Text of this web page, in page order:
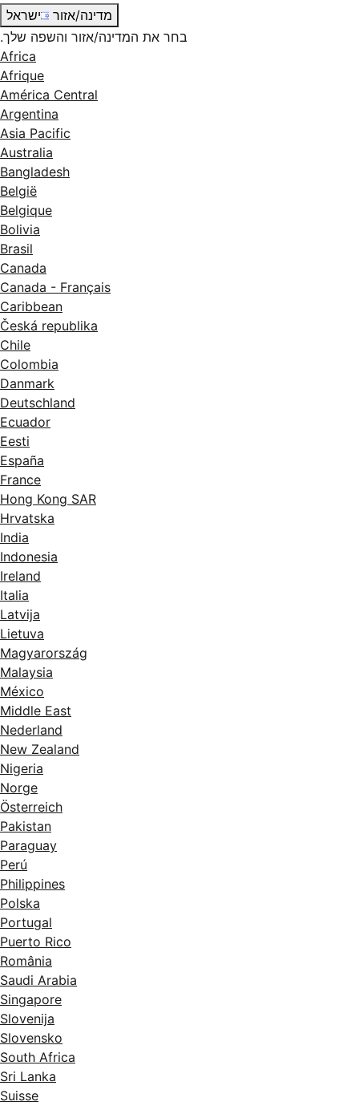
מדינה/אזור
ישראל
בחר את המדינה/אזור והשפה שלך.
Africa
Afrique
América Central
Argentina
Asia Pacific
Australia
Bangladesh
België
Belgique
Bolivia
Brasil
Canada
Canada - Français
Caribbean
Česká republika
Chile
Colombia
Danmark
Deutschland
Ecuador
Eesti
España
France
Hong Kong SAR
Hrvatska
India
Indonesia
Ireland
Italia
Latvija
Lietuva
Magyarország
Malaysia
México
Middle East
Nederland
New Zealand
Nigeria
Norge
Österreich
Pakistan
Paraguay
Perú
Philippines
Polska
Portugal
Puerto Rico
România
Saudi Arabia
Singapore
Slovenija
Slovensko
South Africa
Sri Lanka
Suisse